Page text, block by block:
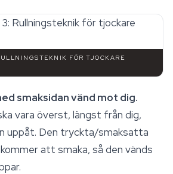
FÖR TJOCKARE
smaksidan vänd mot dig.
vara överst, längst från dig,
uppåt. Den tryckta/smaksatta
att smaka, så den vänds